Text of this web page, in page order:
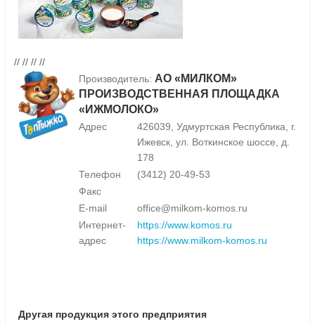
// // // //
Производитель: АО «МИЛКОМ»
ПРОИЗВОДСТВЕННАЯ ПЛОЩАДКА
«ИЖМОЛОКО»
Адрес
426039, Удмуртская Республика, г.
Ижевск, ул. Воткинское шоссе, д.
178
Телефон
(3412) 20-49-53
Факс
E-mail
office@milkom-komos.ru
Интернет-
адрес
https://www.komos.ru
https://www.milkom-komos.ru
Другая продукция этого предприятия